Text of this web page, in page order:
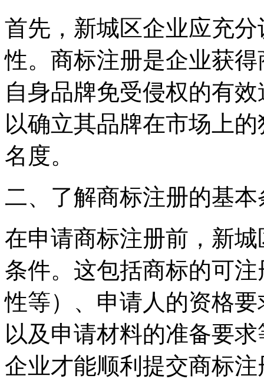
首先，新城区企业应充分
性。商标注册是企业获
自身品牌免受侵权的有
以确立其品牌在市场上
名度。
二、了解商标注册的基本
在申请商标注册前，新
条件。这包括商标的可
性等）、申请人的资格
以及申请材料的准备要
企业才能顺利提交商标